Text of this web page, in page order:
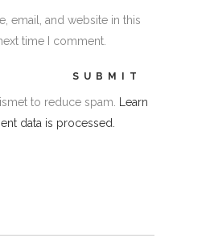
email, and website in this
time I comment.
to reduce spam.
Learn
data is processed.